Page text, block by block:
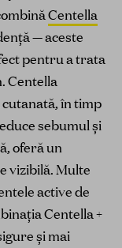
Centella
— aceste
pentru a trata
Centella
în timp
sebumul și
oferă un
vizibilă. Multe
active de
Centella +
și mai